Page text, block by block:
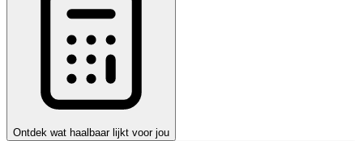
Ontdek wat haalbaar lijkt voor jou